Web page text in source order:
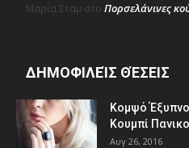
Μαρία Σταμ στο Πορσελάνινες
ΔΗΜΟΦΙΛΕΊΣ ΘΈΣΕΙΣ
Κομψό
Κουμπί
Αυγ 26, 2016